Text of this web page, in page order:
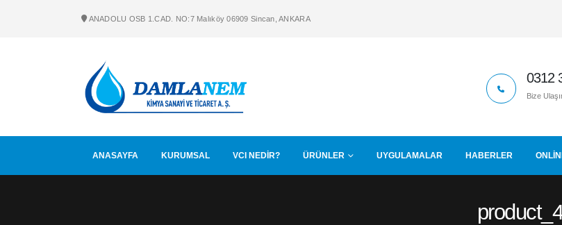
ANADOLU OSB 1.CAD. NO:7 Malıköy 06909 Sincan, ANKARA
0312
Bize
ANASAYFA KURUMSAL VCI NEDİR? ÜRÜNLER UYGULAMALAR HABERLER